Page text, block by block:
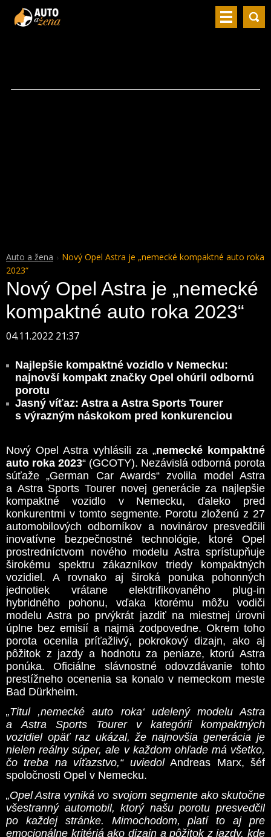
Auto a žena
Nový Opel Astra je „nemecké kompaktné auto roka
2023“
Nový Opel Astra je „nemecké
kompaktné auto roka 2023“
04.11.2022 21:37
Najlepšie kompaktné vozidlo v Nemecku:
najnovší kompakt značky Opel ohúril odbornú
porotu
Jasný víťaz: Astra a Astra Sports Tourer
s výrazným náskokom pred konkurenciou
Nový Opel Astra vyhlásili za „nemecké kompaktné
auto roka 2023“ (GCOTY). Nezávislá odborná porota
súťaže „German Car Awards“ zvolila model Astra
a Astra Sports Tourer novej generácie za najlepšie
kompaktné vozidlo v Nemecku, ďaleko pred
konkurentmi v tomto segmente. Porotu zloženú z 27
automobilových odborníkov a novinárov presvedčili
inovatívne bezpečnostné technológie, ktoré Opel
prostredníctvom nového modelu Astra sprístupňuje
širokému spektru zákazníkov triedy kompaktných
vozidiel. A rovnako aj široká ponuka pohonných
jednotiek vrátane elektrifikovaného plug-in
hybridného pohonu, vďaka ktorému môžu vodiči
modelu Astra po prvýkrát jazdiť na miestnej úrovni
úplne bez emisií a najmä zodpovedne. Okrem toho
porota ocenila príťažlivý, pokrokový dizajn, ako aj
pôžitok z jazdy a hodnotu za peniaze, ktorú Astra
ponúka. Oficiálne slávnostné odovzdávanie tohto
prestížneho ocenenia sa konalo v nemeckom meste
Bad Dürkheim.
„Titul ,nemecké auto roka‘ udelený modelu Astra
a Astra Sports Tourer v kategórii kompaktných
vozidiel opäť raz ukázal, že najnovšia generácia je
nielen reálny súper, ale v každom ohľade má všetko,
čo treba na víťazstvo,“ uviedolAndreas Marx, šéf
spoločnosti Opel v Nemecku.
„Opel Astra vyniká vo svojom segmente ako skutočne
všestranný automobil, ktorý našu porotu presvedčil
po každej stránke. Mimochodom, platí to aj pre
emocionálne kritériá ako dizajn a pôžitok z jazdy, kde